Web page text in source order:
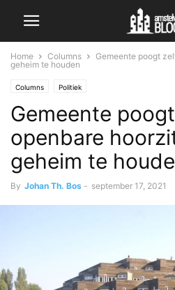
Home Columns
Gemeente poogt
geheim te houden
Columns Politiek
Gemeente
openbare
geheim te
By Johan Th. Bos - september 17, 2021